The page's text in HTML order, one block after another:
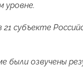
уровне.
субъекте
были озвучены